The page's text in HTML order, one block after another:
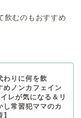
飲むのもおすすめ
わりに何を飲
めノンカフェイン
レが気になる＆リ
し常習犯ママのカ